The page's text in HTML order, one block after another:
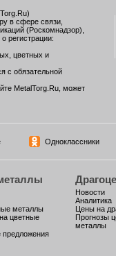
в сфере связи,
(Роскомнадзор),
регистрации:
цветных и
с обязательной
MetalTorg.Ru, может
Одноклассники
металлы
цветные
предложения
Новости
Аналитика
Цены на
Прогнозы
металлы